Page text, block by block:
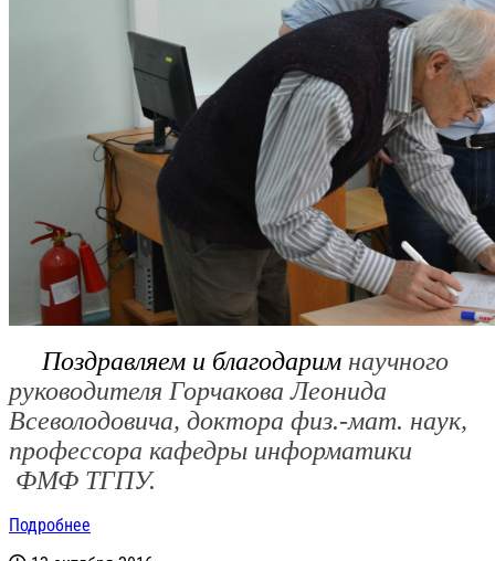
Поздравляем и благодарим научного
руководителя Горчакова Леонида
Всеволодовича, доктора физ.-мат. наук,
профессора кафедры информатики
ФМФ ТГПУ.
Подробнее